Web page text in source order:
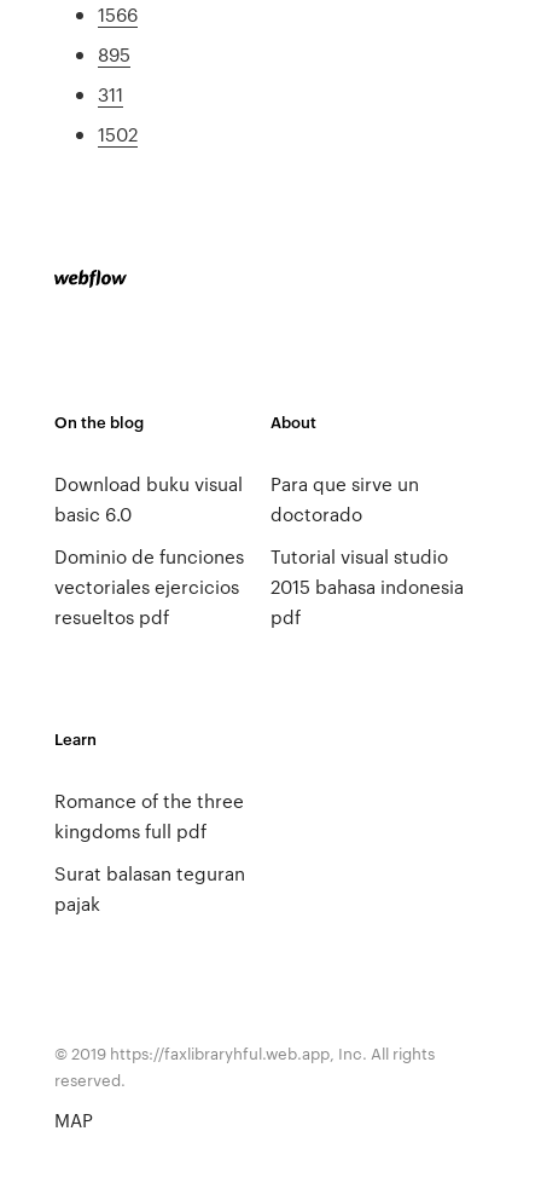
1566
895
311
1502
On the blog
Download buku visual
basic 6.0
Dominio de funciones
vectoriales ejercicios
resueltos pdf
About
Para que sirve un
doctorado
Tutorial visual studio
2015 bahasa indonesia
pdf
Learn
Romance of the three
kingdoms full pdf
Surat balasan teguran
pajak
© 2019 https://faxlibraryhful.web.app, Inc. All rights
reserved.
MAP